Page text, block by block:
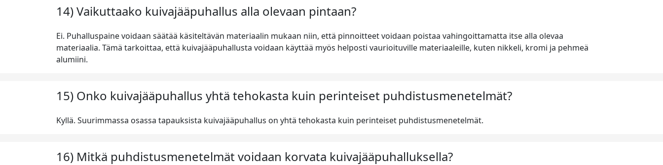
14) Vaikuttaako kuivajääpuhallus alla olevaan pintaan?
Ei. Puhalluspaine voidaan säätää käsiteltävän materiaalin mukaan niin, että pinnoitteet voidaan poistaa vahingoittamatta itse alla olevaa
materiaalia. Tämä tarkoittaa, että kuivajääpuhallusta voidaan käyttää myös helposti vaurioituville materiaaleille, kuten nikkeli, kromi ja pehmeä
alumiini.
15) Onko kuivajääpuhallus yhtä tehokasta kuin perinteiset puhdistusmenetelmät?
Kyllä. Suurimmassa osassa tapauksista kuivajääpuhallus on yhtä tehokasta kuin perinteiset puhdistusmenetelmät.
16) Mitkä puhdistusmenetelmät voidaan korvata kuivajääpuhalluksella?